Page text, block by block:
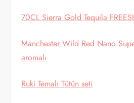
70CL Sierra Gold Tequila
Manchester Wild Red Nano
aromalı
Ruki Temalı Tütün seti